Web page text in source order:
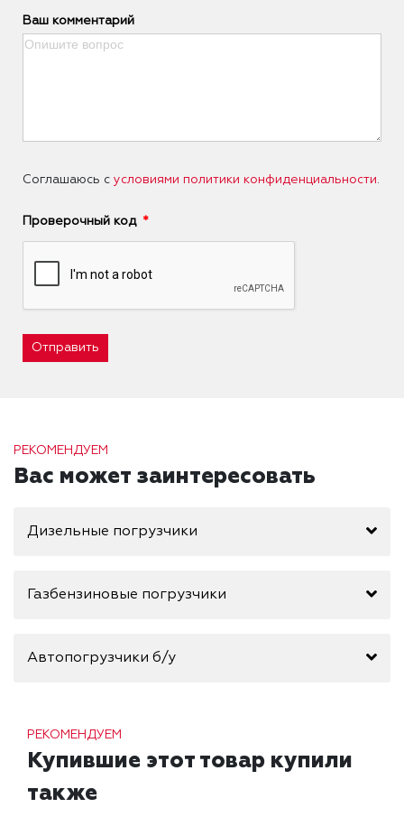
Ваш комментарий
Соглашаюсь с условиями политики конфиденциальности.
Проверочный код
Отправить
РЕКОМЕНДУЕМ
Вас может заинтересовать
Дизельные погрузчики
Газбензиновые погрузчики
Автопогрузчики б/у
РЕКОМЕНДУЕМ
Купившие этот товар купили
также